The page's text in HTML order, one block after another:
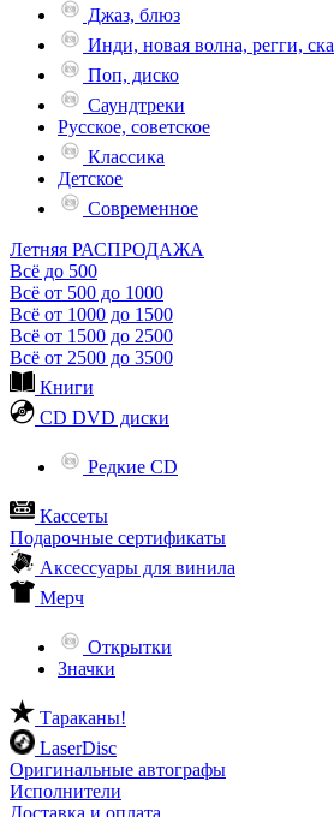
Джаз, блюз
Инди, новая волна, регги, ска
Поп, диско
Саундтреки
Русское, советское
Классика
Детское
Современное
Летняя РАСПРОДАЖА
Всё до 500
Всё от 500 до 1000
Всё от 1000 до 1500
Всё от 1500 до 2500
Всё от 2500 до 3500
Книги
CD DVD диски
Редкие CD
Кассеты
Подарочные сертификаты
Аксессуары для винила
Мерч
Открытки
Значки
Тараканы!
LaserDisc
Оригинальные автографы
Исполнители
Доставка и оплата